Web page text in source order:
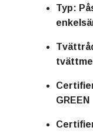
Typ:
GREEN